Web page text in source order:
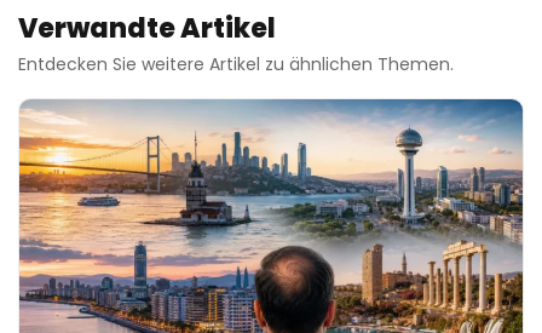
Verwandte Artikel
Entdecken Sie weitere Artikel zu ähnlichen Themen.